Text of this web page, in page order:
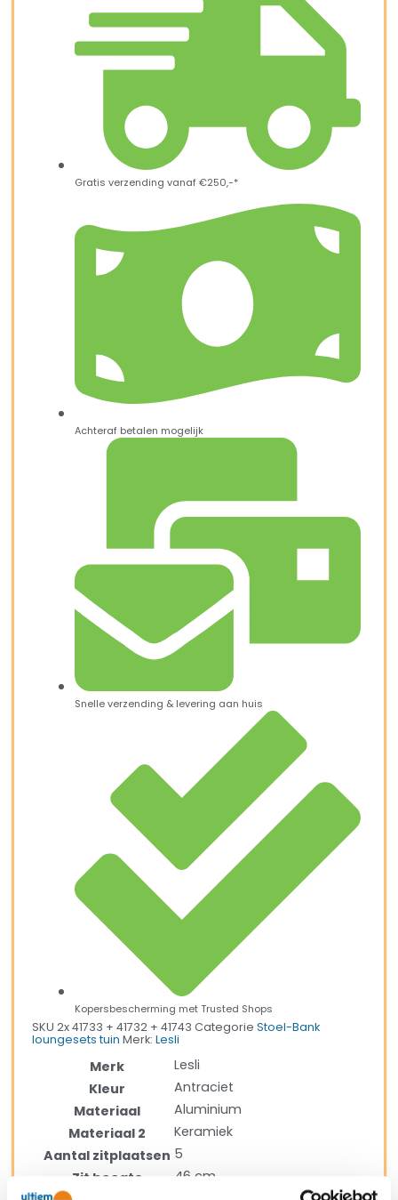
Gratis verzending vanaf €250,-*
Achteraf betalen mogelijk
Snelle verzending & levering aan huis
Kopersbescherming met Trusted Shops
SKU2x 41733 + 41732 + 41743Categorie Stoel-Bank
loungesets tuin Merk:Lesli
Merk
Lesli
Kleur
Antraciet
Materiaal
Aluminium
Materiaal 2
Keramiek
Aantal zitplaatsen 5
Zit hoogte
46 cm